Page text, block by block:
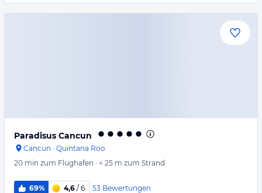
Paradisus Cancun
Cancun · Quintana Roo
20 min zum Flughafen · < 25 m zum Strand
69% 4,6 / 6 53 Bewertungen